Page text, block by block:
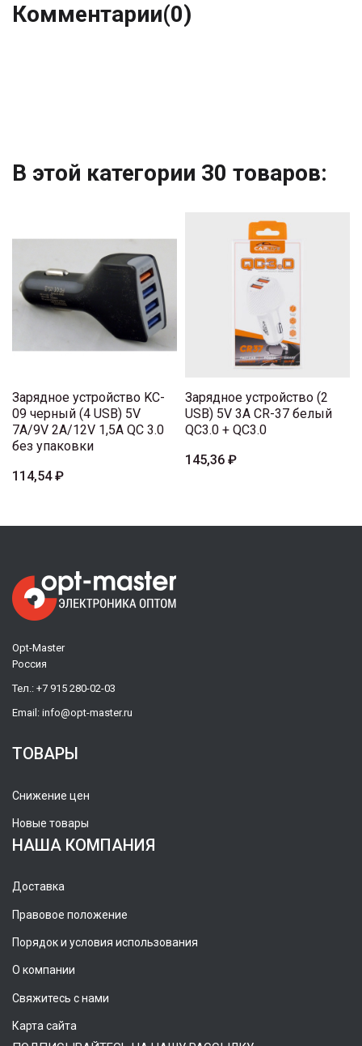
Комментарии(0)
В этой категории 30 товаров:
Зарядное устройство KC-
09 черный (4 USB) 5V
7A/9V 2A/12V 1,5A QC 3.0
без упаковки
114,54 ₽
Зарядное устройство (2
USB) 5V 3A CR-37 белый
QC3.0 + QC3.0
145,36 ₽
Opt-Master
Россия
Тел.: +7 915 280-02-03
Email: info@opt-master.ru
ТОВАРЫ
Снижение цен
Новые товары
НАША КОМПАНИЯ
Доставка
Правовое положение
Порядок и условия использования
О компании
Свяжитесь с нами
Карта сайта